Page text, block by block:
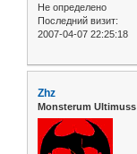
Не определено
Последний визит:
2007-04-07 22:25:18
Zhz
Monsterum Ultimuss